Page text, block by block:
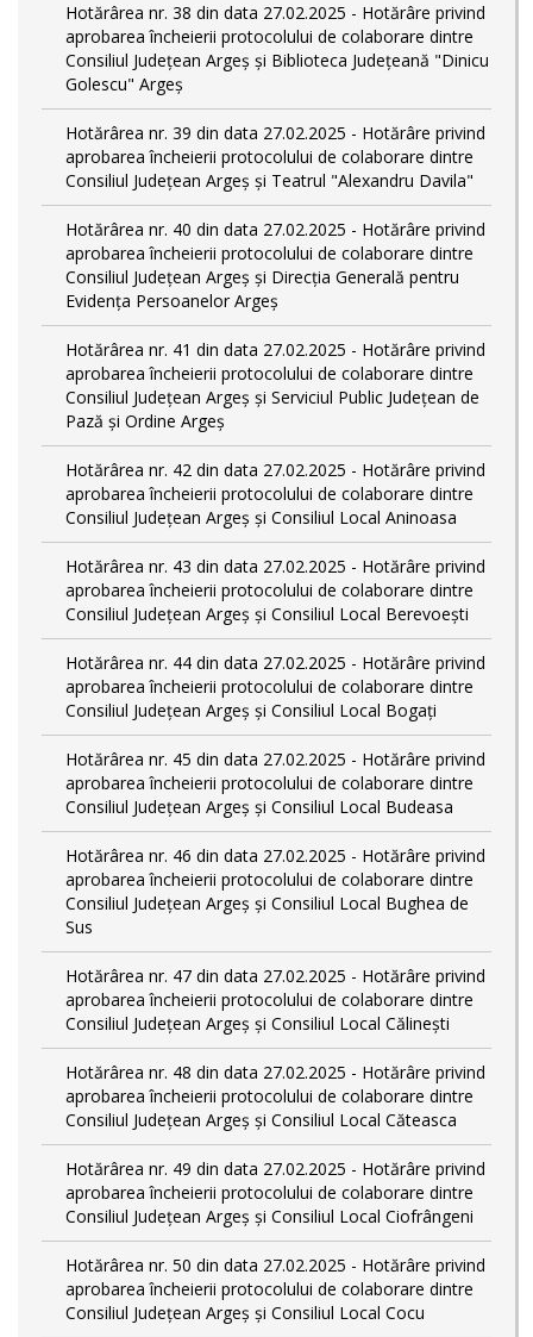
Hotărârea nr. 38 din data 27.02.2025 - Hotărâre privind
aprobarea încheierii protocolului de colaborare dintre
Consiliul Județean Argeș și Biblioteca Județeană "Dinicu
Golescu" Argeș
Hotărârea nr. 39 din data 27.02.2025 - Hotărâre privind
aprobarea încheierii protocolului de colaborare dintre
Consiliul Județean Argeș și Teatrul "Alexandru Davila"
Hotărârea nr. 40 din data 27.02.2025 - Hotărâre privind
aprobarea încheierii protocolului de colaborare dintre
Consiliul Județean Argeș și Direcția Generală pentru
Evidența Persoanelor Argeș
Hotărârea nr. 41 din data 27.02.2025 - Hotărâre privind
aprobarea încheierii protocolului de colaborare dintre
Consiliul Județean Argeș și Serviciul Public Județean de
Pază și Ordine Argeș
Hotărârea nr. 42 din data 27.02.2025 - Hotărâre privind
aprobarea încheierii protocolului de colaborare dintre
Consiliul Județean Argeș și Consiliul Local Aninoasa
Hotărârea nr. 43 din data 27.02.2025 - Hotărâre privind
aprobarea încheierii protocolului de colaborare dintre
Consiliul Județean Argeș și Consiliul Local Berevoești
Hotărârea nr. 44 din data 27.02.2025 - Hotărâre privind
aprobarea încheierii protocolului de colaborare dintre
Consiliul Județean Argeș și Consiliul Local Bogați
Hotărârea nr. 45 din data 27.02.2025 - Hotărâre privind
aprobarea încheierii protocolului de colaborare dintre
Consiliul Județean Argeș și Consiliul Local Budeasa
Hotărârea nr. 46 din data 27.02.2025 - Hotărâre privind
aprobarea încheierii protocolului de colaborare dintre
Consiliul Județean Argeș și Consiliul Local Bughea de
Sus
Hotărârea nr. 47 din data 27.02.2025 - Hotărâre privind
aprobarea încheierii protocolului de colaborare dintre
Consiliul Județean Argeș și Consiliul Local Călinești
Hotărârea nr. 48 din data 27.02.2025 - Hotărâre privind
aprobarea încheierii protocolului de colaborare dintre
Consiliul Județean Argeș și Consiliul Local Căteasca
Hotărârea nr. 49 din data 27.02.2025 - Hotărâre privind
aprobarea încheierii protocolului de colaborare dintre
Consiliul Județean Argeș și Consiliul Local Ciofrângeni
Hotărârea nr. 50 din data 27.02.2025 - Hotărâre privind
aprobarea încheierii protocolului de colaborare dintre
Consiliul Județean Argeș și Consiliul Local Cocu